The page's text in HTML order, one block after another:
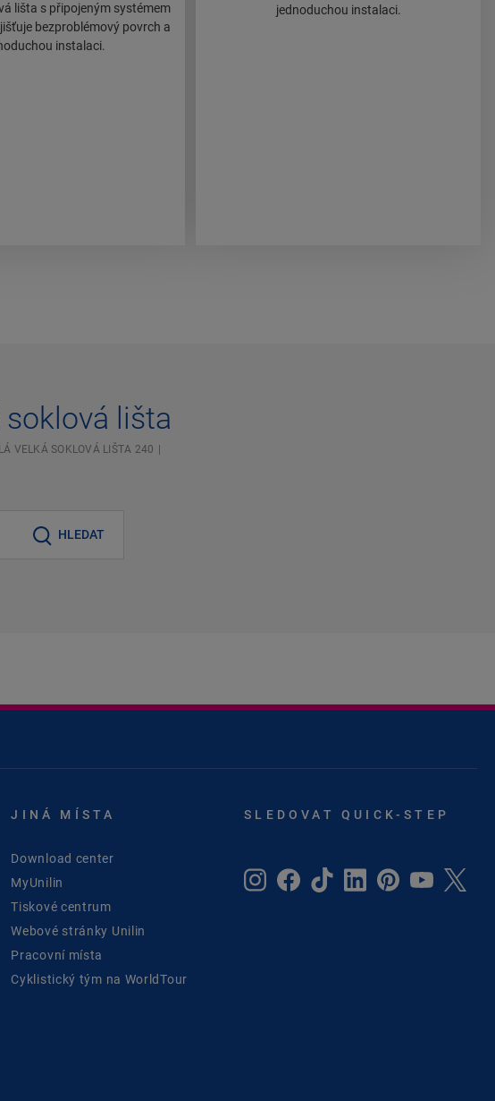
lišta s připojeným systémem
bezproblémový povrch a
instalaci.
jednoduchou instalaci.
lišta
VELKÁ SOKLOVÁ LIŠTA 240
HLEDAT
JINÁ MÍSTA
Download center
MyUnilin
Tiskové centrum
Webové stránky Unilin
Pracovní místa
Cyklistický tým na WorldTour
SLEDOVAT QUICK-STEP